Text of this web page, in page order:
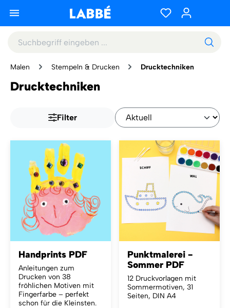
Malen Stempeln & Drucken Drucktechniken
Drucktechniken
Filter
Handprints PDF
Anleitungen zum
Drucken von 38
fröhlichen Motiven mit
Fingerfarbe – perfekt
schon für die Kleinsten.
Punktmalerei -
Sommer PDF
12 Druckvorlagen mit
Sommermotiven, 31
Seiten, DIN A4